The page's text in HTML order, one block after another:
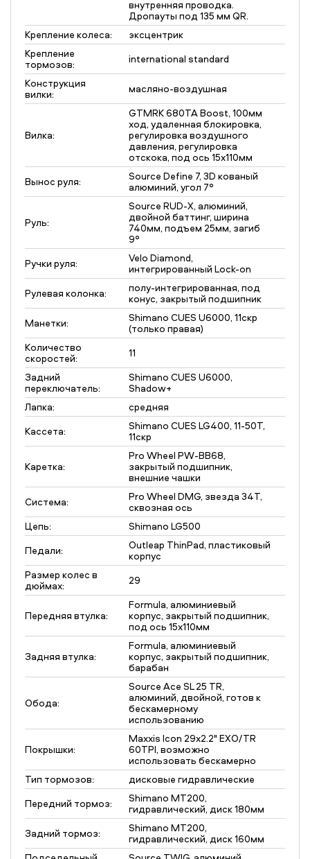
внутренняя проводка.
Дропауты под 135 мм QR.
Крепление колеса:
эксцентрик
Крепление
тормозов:
international standard
Конструкция
вилки:
масляно-воздушная
Вилка:
GTMRK 680TA Boost, 100мм
ход, удаленная блокировка,
регулировка воздушного
давления, регулировка
отскока, под ось 15х110мм
Вынос руля:
Source Define 7, 3D кованый
алюминий, угол 7°
Руль:
Source RUD-X, алюминий,
двойной баттинг, ширина
740мм, подъем 25мм, загиб
9°
Ручки руля:
Velo Diamond,
интегрированный Lock-on
Рулевая колонка:
полу-интегрированная, под
конус, закрытый подшипник
Манетки:
Shimano CUES U6000, 11скр
(только правая)
Количество
скоростей:
11
Задний
переключатель:
Shimano CUES U6000,
Shadow+
Лапка:
средняя
Кассета:
Shimano CUES LG400, 11-50T,
11скр
Каретка:
Pro Wheel PW-BB68,
закрытый подшипник,
внешние чашки
Система:
Pro Wheel DMG, звезда 34T,
сквозная ось
Цепь:
Shimano LG500
Педали:
Outleap ThinPad, пластиковый
корпус
Размер колес в
дюймах:
29
Передняя втулка:
Formula, алюминиевый
корпус, закрытый подшипник,
под ось 15х110мм
Задняя втулка:
Formula, алюминиевый
корпус, закрытый подшипник,
барабан
Обода:
Source Ace SL 25 TR,
алюминий, двойной, готов к
бескамерному
использованию
Покрышки:
Maxxis Icon 29x2.2" EXO/TR
60TPI, возможно
использовать бескамерно
Тип тормозов:
дисковые гидравлические
Передний тормоз:
Shimano MT200,
гидравлический, диск 180мм
Задний тормоз:
Shimano MT200,
гидравлический, диск 160мм